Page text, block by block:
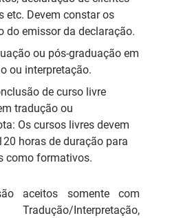
etc. Devem constar os
do emissor da declaração.
ou pós-graduação em
ou interpretação.
de curso livre
tradução ou
Os cursos livres devem
horas de duração para
como formativos.
aceitos somente com
Interpretação,